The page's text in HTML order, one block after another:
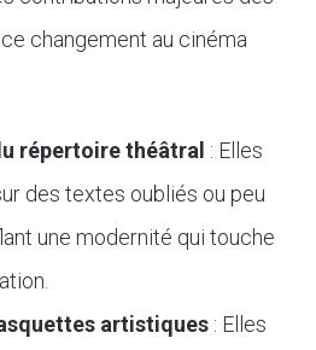
changement au cinéma
répertoire théâtral : Elles
des textes oubliés ou peu
une modernité qui touche
artistiques: Elles